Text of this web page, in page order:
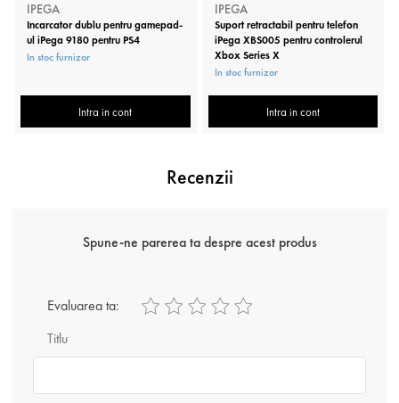
IPEGA
Incarcator dublu pentru gamepad-
ul iPega 9180 pentru PS4
In stoc furnizor
Intra in cont
IPEGA
Suport retractabil pentru telefon
iPega XBS005 pentru controlerul
Xbox Series X
In stoc furnizor
Intra in cont
Recenzii
Spune-ne parerea ta despre acest produs
Titlu
Evaluarea ta: